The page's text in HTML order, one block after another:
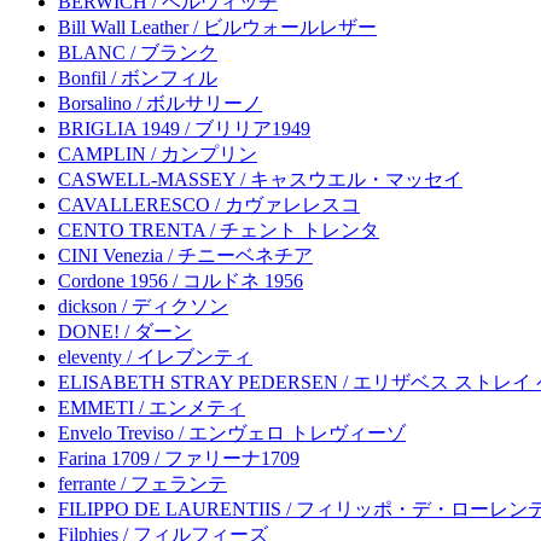
Bill Wall Leather / ビルウォールレザー
BLANC / ブランク
Bonfil / ボンフィル
Borsalino / ボルサリーノ
BRIGLIA 1949 / ブリリア1949
CAMPLIN / カンプリン
CASWELL-MASSEY / キャスウエル・マッセイ
CAVALLERESCO / カヴァレレスコ
CENTO TRENTA / チェント トレンタ
CINI Venezia / チニーベネチア
Cordone 1956 / コルドネ 1956
dickson / ディクソン
DONE! / ダーン
eleventy / イレブンティ
ELISABETH STRAY PEDERSEN / エリザベス ストレイ
EMMETI / エンメティ
Envelo Treviso / エンヴェロ トレヴィーゾ
Farina 1709 / ファリーナ1709
ferrante / フェランテ
FILIPPO DE LAURENTIIS / フィリッポ・デ・ローレン
Filphies / フィルフィーズ